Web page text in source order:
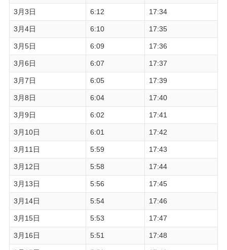
3月3日 6:12 17:34
3月4日 6:10 17:35
3月5日 6:09 17:36
3月6日 6:07 17:37
3月7日 6:05 17:39
3月8日 6:04 17:40
3月9日 6:02 17:41
3月10日 6:01 17:42
3月11日 5:59 17:43
3月12日 5:58 17:44
3月13日 5:56 17:45
3月14日 5:54 17:46
3月15日 5:53 17:47
3月16日 5:51 17:48